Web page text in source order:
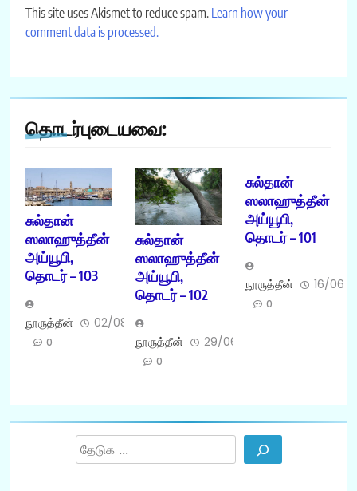
This site uses Akismet to reduce spam. Learn how your
comment data is processed.
தொடர்புடையவை:
சுல்தான்
ஸலாஹுத்தீன்
அய்யூபி,
தொடர் – 103
நூருத்தீன் 02/08/2026
0
சுல்தான்
ஸலாஹுத்தீன்
அய்யூபி,
தொடர் – 102
நூருத்தீன் 29/06/2026
0
சுல்தான்
ஸலாஹுத்தீன்
அய்யூபி,
தொடர் – 101
நூருத்தீன் 16/06/
0